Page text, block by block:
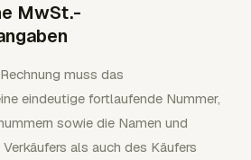
MwSt.-
muss das
eindeutige fortlaufende Nummer,
sowie die Namen und
als auch des Käufers